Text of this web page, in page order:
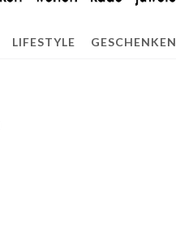
LIFESTYLE GESCHENKEN